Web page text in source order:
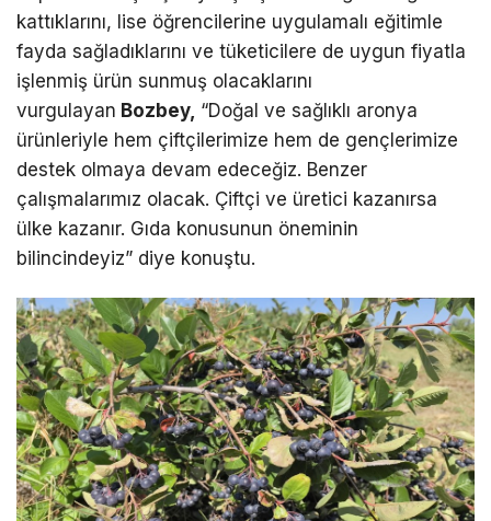
kattıklarını, lise öğrencilerine uygulamalı eğitimle
fayda sağladıklarını ve tüketicilere de uygun fiyatla
işlenmiş ürün sunmuş olacaklarını
vurgulayan Bozbey, “Doğal ve sağlıklı aronya
ürünleriyle hem çiftçilerimize hem de gençlerimize
destek olmaya devam edeceğiz. Benzer
çalışmalarımız olacak. Çiftçi ve üretici kazanırsa
ülke kazanır. Gıda konusunun öneminin
bilincindeyiz” diye konuştu.